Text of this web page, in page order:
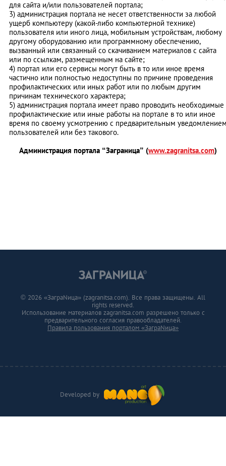
для сайта и/или пользователей портала;
3) администрация портала не несет ответственности за любой
ущерб компьютеру (какой-либо компьютерной технике)
пользователя или иного лица, мобильным устройствам, любому
другому оборудованию или программному обеспечению,
вызванный или связанный со скачиванием материалов с сайта
или по ссылкам, размещенным на сайте;
4) портал или его сервисы могут быть в то или иное время
частично или полностью недоступны по причине проведения
профилактических или иных работ или по любым другим
причинам технического характера;
5) администрация портала имеет право проводить необходимые
профилактические или иные работы на портале в то или иное
время по своему усмотрению с предварительным
пользователей или без такового.
Администрация портала “Заграница” (www.zagranitsa.com)
Developed by
© 2026 «ЗаграNица» (zagranitsa.com). Все права защищены. All
rights reserved.
Использование материалов zagranitsa.com разрешено только с
предварительного согласия правообладателей.
Правила пользования порталом «ЗаграNица»